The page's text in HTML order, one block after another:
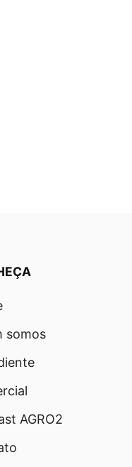
somos
AGRO2